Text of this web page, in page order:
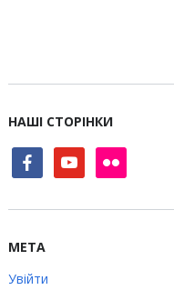
НАШІ СТОРІНКИ
facebookyoutube flickr
МЕТА
Увійти